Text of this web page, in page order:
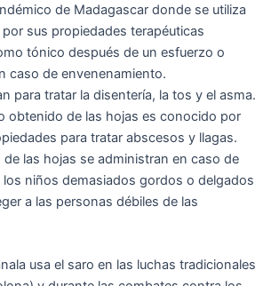
de Madagascar donde se utiliza
sus propiedades terapéuticas
tónico después de un esfuerzo o
caso de envenenamiento.
para tratar la disentería, la tos y el asma.
obtenido de las hojas es conocido por
para tratar abscesos y llagas.
las hojas se administran en caso de
los niños demasiados gordos o delgados
a las personas débiles de las
usa el saro en las luchas tradicionales